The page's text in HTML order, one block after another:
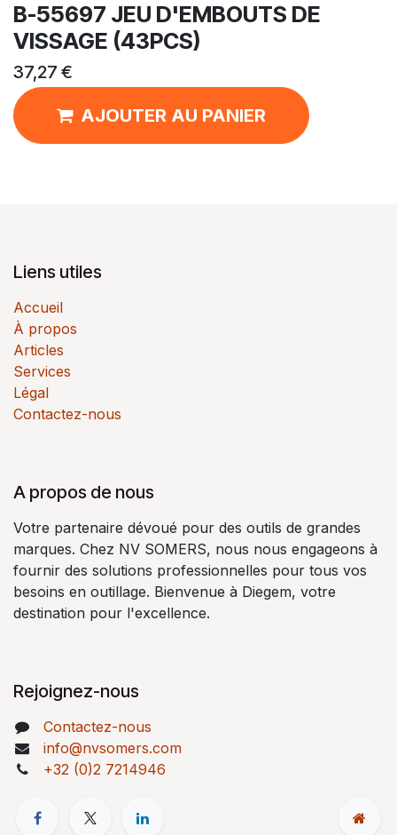
B-55697 JEU D'EMBOUTS DE
VISSAGE (43PCS)
37,27 €
AJOUTER AU PANIER
Liens utiles
Accueil
À propos
Articles
Services
Légal
Contactez-nous
A propos de nous
Votre partenaire dévoué pour des outils de grandes
marques. Chez NV SOMERS, nous nous engageons à
fournir des solutions professionnelles pour tous vos
besoins en outillage. Bienvenue à Diegem, votre
destination pour l'excellence.
Rejoignez-nous
Contactez-nous
info@nvsomers.com
+32 (0)2 7214946